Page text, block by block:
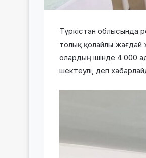
Түркістан облысында
толық қолайлы жағдай
олардың ішінде 4 000
шектеулі, деп